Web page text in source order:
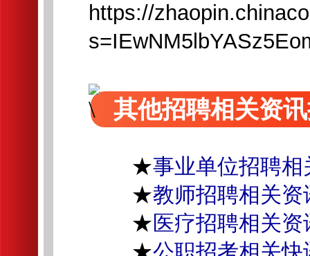
https://
其他招聘相关资
★事业单位招聘相
★教师招聘相关资
★医疗招聘相关资
★公职招考相关快